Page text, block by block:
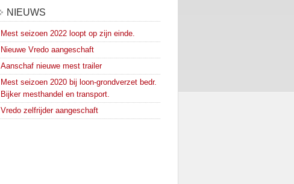
NIEUWS
Mest seizoen 2022 loopt op zijn einde.
Nieuwe Vredo aangeschaft
Aanschaf nieuwe mest trailer
Mest seizoen 2020 bij loon-grondverzet bedr.
Bijker mesthandel en transport.
Vredo zelfrijder aangeschaft